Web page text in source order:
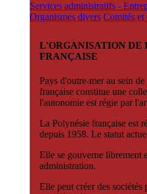
Services administratifs -
Organismes divers Comités et
L'ORGANISATION DE
FRANÇAISE
Pays d'outre-mer au sein
française constitue une
l'autonomie est régie par
La Polynésie française est
depuis 1958. Le statut
Elle se gouverne librement
administration.
Elle peut créer des sociétés